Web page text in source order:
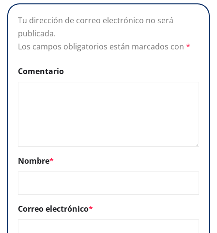
Tu dirección de correo electrónico no será
publicada.
Los campos obligatorios están marcados con *
Comentario
Nombre*
Correo electrónico*